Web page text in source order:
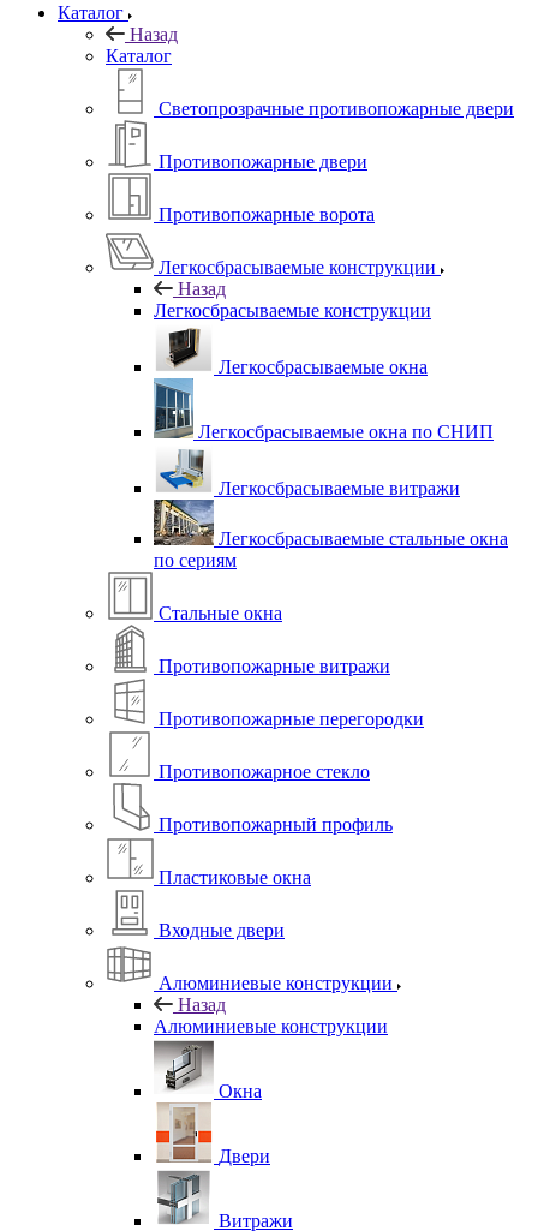
Каталог
Назад
Каталог
Светопрозрачные противопожарные двери
Противопожарные двери
Противопожарные ворота
Легкосбрасываемые конструкции
Назад
Легкосбрасываемые конструкции
Легкосбрасываемые окна
Легкосбрасываемые окна по СНИП
Легкосбрасываемые витражи
Легкосбрасываемые стальные окна
по сериям
Стальные окна
Противопожарные витражи
Противопожарные перегородки
Противопожарное стекло
Противопожарный профиль
Пластиковые окна
Входные двери
Алюминиевые конструкции
Назад
Алюминиевые конструкции
Окна
Двери
Витражи